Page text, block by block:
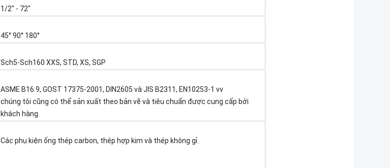
1/2" - 72"
45° 90° 180°
Sch5-Sch160 XXS, STD, XS, SGP
ASME B16.9, GOST 17375-2001, DIN2605 và JIS B2311, EN10253-1 vv
chúng tôi cũng có thể sản xuất theo bản vẽ và tiêu chuẩn được cung cấp bởi
khách hàng.
Các phụ kiện ống thép carbon, thép hợp kim và thép không gỉ.